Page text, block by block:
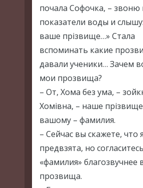
почала Софочка, – звоню
показатели воды и
ваше прізвище…» Стала
вспоминать какие
давали ученики… Зачем
мои прозвища?
– От, Хома без ума, –
Хомівна, – наше
вашому – фамилия.
– Сейчас вы скажете, что я
предвзята, но
«фамилия» благозвучнее
прозвища.